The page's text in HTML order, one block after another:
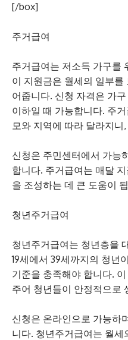
[/box]
주거급여
주거급여는 저소득 가구를
이 지원금은 월세의 일부를
어줍니다. 신청 자격은 가
이하일 때 가능합니다. 주
모와 지역에 따라 달라지니
신청은 주민센터에서 가능
합니다. 주거급여는 매달
을 조성하는 데 큰 도움이
청년주거급여
청년주거급여는 청년층을
19세에서 39세까지의 청년
기준을 충족해야 합니다.
주어 청년들이 안정적으로
신청은 온라인으로 가능하
니다. 청년주거급여는 월세